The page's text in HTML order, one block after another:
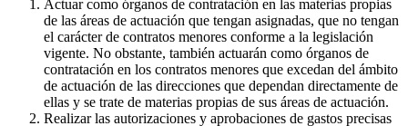
Actuar como órganos de contratación en las materias propias
de las áreas de actuación que tengan asignadas, que no tengan
el carácter de contratos menores conforme a la legislación
vigente. No obstante, también actuarán como órganos de
contratación en los contratos menores que excedan del ámbito
de actuación de las direcciones que dependan directamente de
ellas y se trate de materias propias de sus áreas de actuación.
Realizar las autorizaciones y aprobaciones de gastos precisas